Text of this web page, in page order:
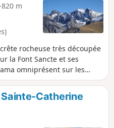
m
rocheuse très découpée
la Font Sancte et ses
omniprésent sur les
Catherine